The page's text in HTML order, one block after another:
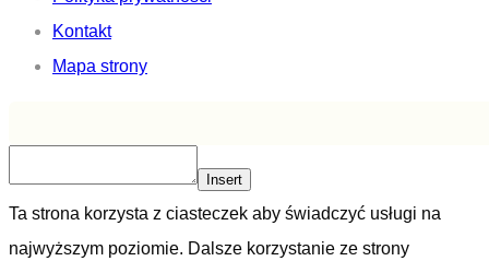
Kontakt
Mapa strony
Insert
Ta strona korzysta z ciasteczek aby świadczyć usługi na
najwyższym poziomie. Dalsze korzystanie ze strony